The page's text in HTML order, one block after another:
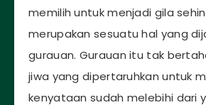
memilih untuk menjadi gila
merupakan sesuatu hal yang
gurauan. Gurauan itu tak
jiwa yang dipertaruhkan untuk
kenyataan sudah melebihi dari